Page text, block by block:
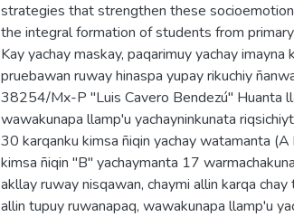
strategies that strengthen these
the integral formation of students from
Kay yachay maskay, paqarimuy yachay
pruebawan ruway hinaspa yupay rikuchiy
38254/Mx-P "Luis Cavero Bendezú" Huanta
wawakunapa llamp'u yachayninkunata
30 karqanku kimsa ñiqin yachay watamanta (A
kimsa ñiqin "B" yachaymanta 17
akllay ruway nisqawan, chaymi allin karqa
allin tupuy ruwanapaq, wawakunapa llamp'u